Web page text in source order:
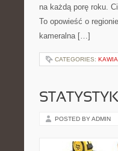
na każdą porę roku.
To opowieść o
kameralna […]
CATEGORIES:
POSTED BY ADMIN